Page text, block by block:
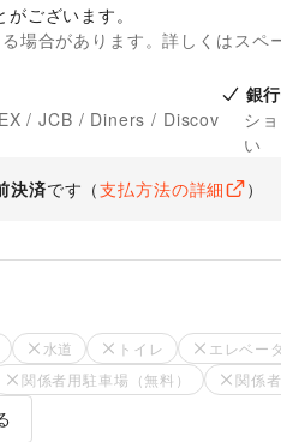
ございます。
場合があります。詳しくはスペ
/ JCB / Diners / Discov
銀
シ
い
決済です （支払方法の詳細 ）
水道 トイレ エレベー
関係者用駐車場（無料） 関係